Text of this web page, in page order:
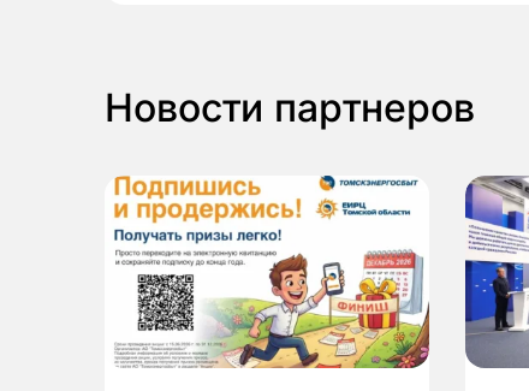
Новости партнеров